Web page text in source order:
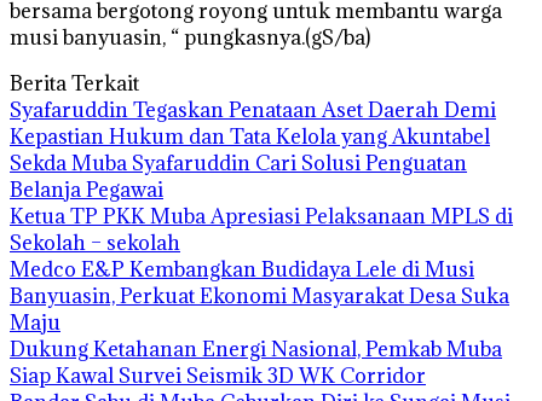
bersama bergotong royong untuk membantu warga
musi banyuasin, “ pungkasnya.(gS/ba)
Berita Terkait
Syafaruddin Tegaskan Penataan Aset Daerah Demi
Kepastian Hukum dan Tata Kelola yang Akuntabel
Sekda Muba Syafaruddin Cari Solusi Penguatan
Belanja Pegawai
Ketua TP PKK Muba Apresiasi Pelaksanaan MPLS di
Sekolah – sekolah
Medco E&P Kembangkan Budidaya Lele di Musi
Banyuasin, Perkuat Ekonomi Masyarakat Desa Suka
Maju
Dukung Ketahanan Energi Nasional, Pemkab Muba
Siap Kawal Survei Seismik 3D WK Corridor